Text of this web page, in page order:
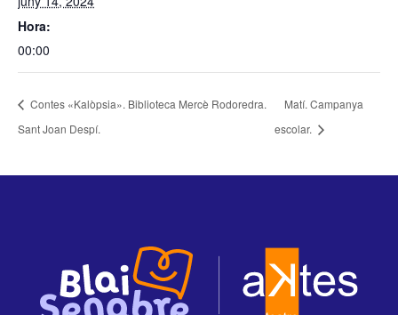
Hora:
00:00
Contes «Kalòpsia». Biblioteca Mercè Rodoredra.
Sant Joan Despí.
Matí. Campanya
escolar.